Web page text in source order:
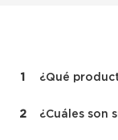
1 ¿Qué
2 ¿Cuáles son